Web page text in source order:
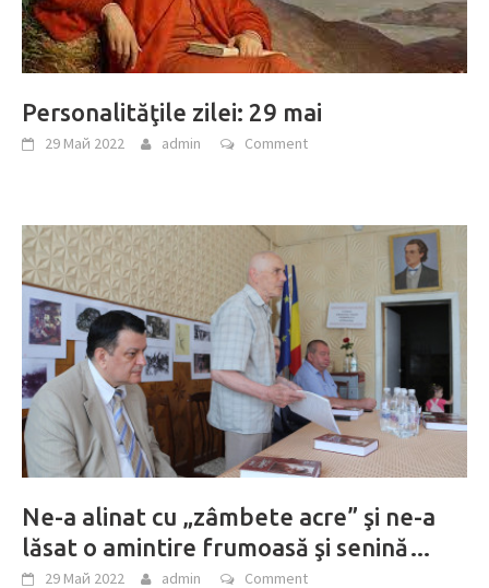
Personalităţile zilei: 29 mai
29 Май 2022 admin Comment
Ne-a alinat cu „zâmbete acre” şi ne-a
lăsat o amintire frumoasă şi senină…
29 Май 2022 admin Comment